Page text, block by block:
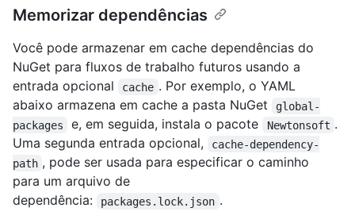
Memorizar dependências
Você pode armazenar em cache dependências do
NuGet para fluxos de trabalho futuros usando a
entrada opcional
cache . Por exemplo, o YAML
abaixo armazena em cache a pasta NuGet
global-
packages
e, em seguida, instala o pacote Newtonsoft .
Uma segunda entrada opcional,
cache-dependency-
path , pode ser usada para especificar o caminho
para um arquivo de
dependência:
packages.lock.json .